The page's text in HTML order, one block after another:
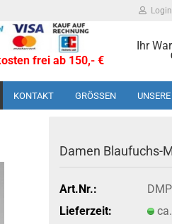
Login
frei ab 150,- €
Ihr
KONTAKT GRÖSSEN
Damen Blaufuchs-​
Art.Nr.:
Lieferzeit: